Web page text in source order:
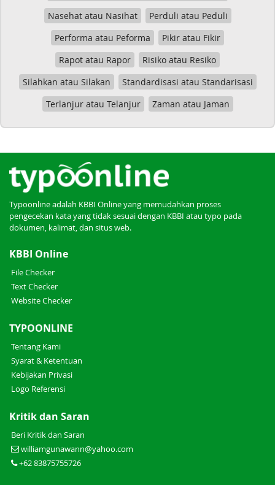
Nasehat atau Nasihat
Perduli atau Peduli
Performa atau Peforma
Pikir atau Fikir
Rapot atau Rapor
Risiko atau Resiko
Silahkan atau Silakan
Standardisasi atau Standarisasi
Terlanjur atau Telanjur
Zaman atau Jaman
Typoonline adalah KBBI Online yang memudahkan proses
pengecekan kata yang tidak sesuai dengan KBBI atau typo pada
dokumen, kalimat, dan situs web.
KBBI Online
File Checker
Text Checker
Website Checker
TYPOONLINE
Tentang Kami
Syarat & Ketentuan
Kebijakan Privasi
Logo Referensi
Kritik dan Saran
Beri Kritik dan Saran
williamgunawann@yahoo.com
+62 83875755726